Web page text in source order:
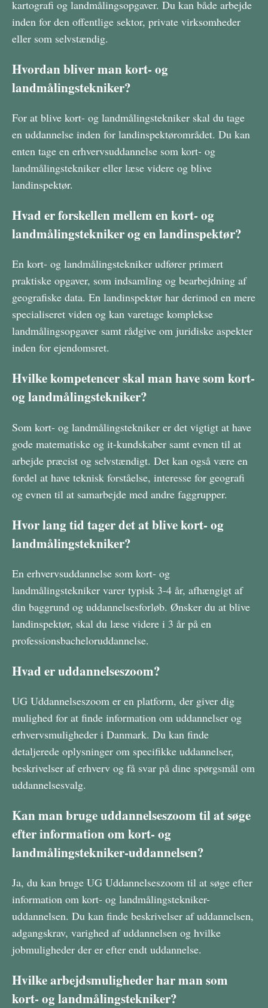
kartografi og landmålingsopgaver. Du kan både arbejde
inden for den offentlige sektor, private virksomheder
eller som selvstændig.
Hvordan bliver man kort- og
landmålingstekniker?
For at blive kort- og landmålingstekniker skal du tage
en uddannelse inden for landinspektørområdet. Du kan
enten tage en erhvervsuddannelse som kort- og
landmålingstekniker eller læse videre og blive
landinspektør.
Hvad er forskellen mellem en kort- og
landmålingstekniker og en landinspektør?
En kort- og landmålingstekniker udfører primært
praktiske opgaver, som indsamling og bearbejdning af
geografiske data. En landinspektør har derimod en mere
specialiseret viden og kan varetage komplekse
landmålingsopgaver samt rådgive om juridiske aspekter
inden for ejendomsret.
Hvilke kompetencer skal man have som kort-
og landmålingstekniker?
Som kort- og landmålingstekniker er det vigtigt at have
gode matematiske og it-kundskaber samt evnen til at
arbejde præcist og selvstændigt. Det kan også være en
fordel at have teknisk forståelse, interesse for geografi
og evnen til at samarbejde med andre faggrupper.
Hvor lang tid tager det at blive kort- og
landmålingstekniker?
En erhvervsuddannelse som kort- og
landmålingstekniker varer typisk 3-4 år, afhængigt af
din baggrund og uddannelsesforløb. Ønsker du at blive
landinspektør, skal du læse videre i 3 år på en
professionsbacheloruddannelse.
Hvad er uddannelseszoom?
UG Uddannelseszoom er en platform, der giver dig
mulighed for at finde information om uddannelser og
erhvervsmuligheder i Danmark. Du kan finde
detaljerede oplysninger om specifikke uddannelser,
beskrivelser af erhverv og få svar på dine spørgsmål om
uddannelsesvalg.
Kan man bruge uddannelseszoom til at søge
efter information om kort- og
landmålingstekniker-uddannelsen?
Ja, du kan bruge UG Uddannelseszoom til at søge efter
information om kort- og landmålingstekniker-
uddannelsen. Du kan finde beskrivelser af uddannelsen,
adgangskrav, varighed af uddannelsen og hvilke
jobmuligheder der er efter endt uddannelse.
Hvilke arbejdsmuligheder har man som
kort- og landmålingstekniker?